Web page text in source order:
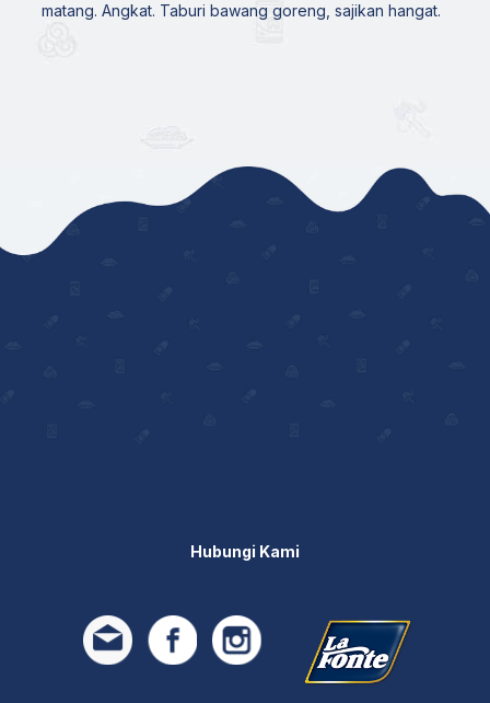
matang. Angkat. Taburi bawang goreng, sajikan hangat.
Hubungi Kami